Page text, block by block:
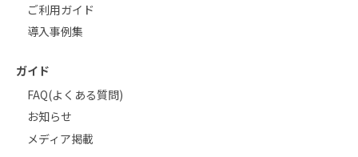
ご利用ガイド
導入事例集
ガイド
FAQ(よくある質問)
お知らせ
メディア掲載